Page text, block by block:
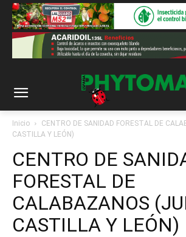
Inicio
CENTRO DE SANIDAD FORESTAL DE
CASTILLA Y LEÓN)
CENTRO DE
FORESTAL DE
CALABAZANOS
CASTILLA Y LEÓN)